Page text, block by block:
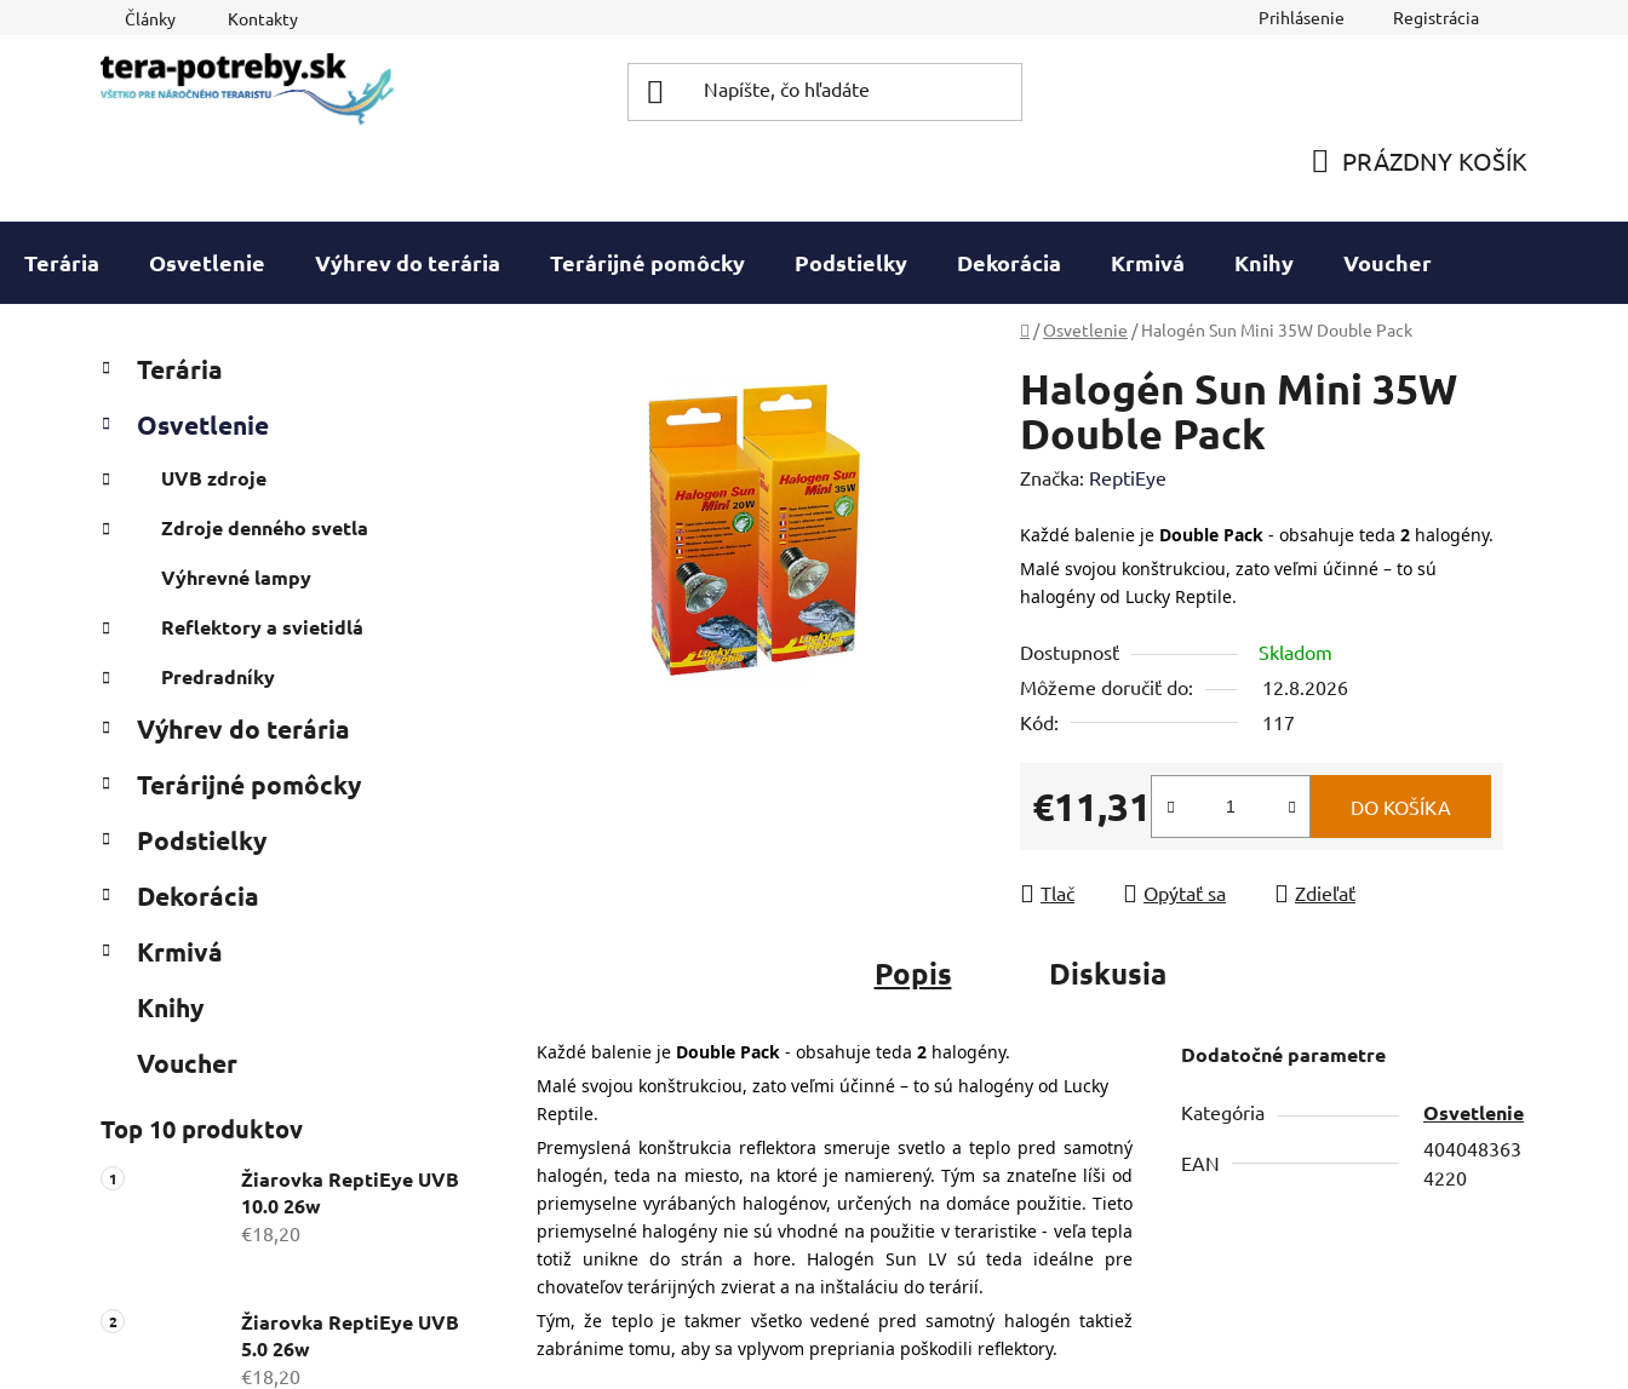
Články Kontakty Prihlásenie Registrácia
KOŠÍK
PRÁZDNY KOŠÍK
Terária Osvetlenie Výhrev do terária Terárijné pomôcky Podstielky Dekorácia Krmivá Knihy Voucher
Domov
/ Osvetlenie / Halogén Sun Mini 35W Double Pack
B
o
č
ý
a
l
kategórie
a
e
ó
i
Terária
Osvetlenie
UVB zdroje
Zdroje denného svetla
Výhrevné lampy
Reflektory a svietidlá
Predradníky
Výhrev do terária
Terárijné pomôcky
Podstielky
Dekorácia
Krmivá
Knihy
Voucher
Top 10 produktov
Žiarovka ReptiEye UVB
10.0 26w
€18,20
Žiarovka ReptiEye UVB
5.0 26w
€18,20
Halogén Sun Mini 35W
Double Pack
Značka: ReptiEye
Každé balenie je Double Pack - obsahuje teda 2 halogény.
Malé svojou konštrukciou, zato veľmi účinné – to sú
halogény od Lucky Reptile.
Dostupnosť
Skladom
Môžeme doručiť do:
12.8.2026
Kód:
117
€11,31
Jednotková cena:
DO KOŠÍKA
Tlač Opýtať sa Zdieľať
Popis Diskusia
Každé balenie je Double Pack - obsahuje teda 2 halogény.
Malé svojou konštrukciou, zato veľmi účinné – to sú halogény od Lucky
Reptile.
Premyslená konštrukcia reflektora smeruje svetlo a teplo pred samotný
halogén, teda na miesto, na ktoré je namierený. Tým sa znateľne líši od
priemyselne vyrábaných halogénov, určených na domáce použitie. Tieto
priemyselné halogény nie sú vhodné na použitie v teraristike - veľa tepla
totiž unikne do strán a hore. Halogén Sun LV sú teda ideálne pre
chovateľov terárijných zvierat a na inštaláciu do terárií.
Tým, že teplo je takmer všetko vedené pred samotný halogén taktiež
zabránime tomu, aby sa vplyvom prepriania poškodili reflektory.
Dodatočné parametre
Kategória Osvetlenie
EAN
404048363
4220